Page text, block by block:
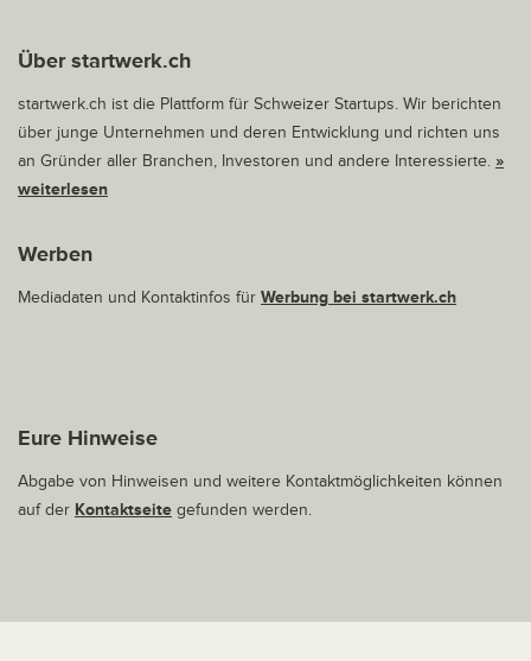
Über startwerk.ch
startwerk.ch ist die Plattform für Schweizer Startups. Wir berichten
über junge Unternehmen und deren Entwicklung und richten uns
an Gründer aller Branchen, Investoren und andere Interessierte. »
weiterlesen
Werben
Mediadaten und Kontaktinfos für Werbung bei startwerk.ch
Eure Hinweise
Abgabe von Hinweisen und weitere Kontaktmöglichkeiten können
auf der Kontaktseite gefunden werden.